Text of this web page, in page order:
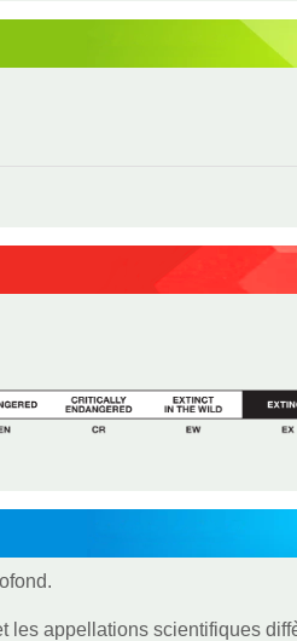
appellations scientifiques